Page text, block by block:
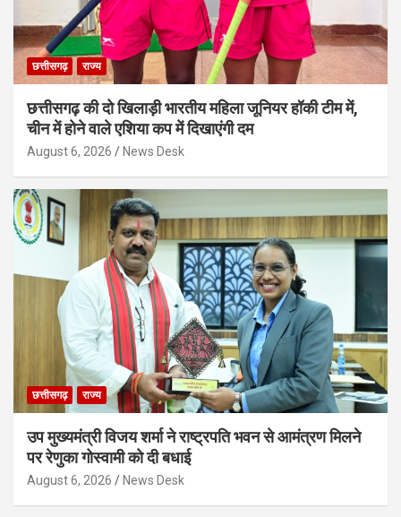
छत्तीसगढ़ राज्य
छत्तीसगढ़ की दो खिलाड़ी भारतीय महिला जूनियर हॉकी टीम में,
चीन में होने वाले एशिया कप में दिखाएंगी दम
August 6, 2026 News Desk
छत्तीसगढ़ राज्य
उप मुख्यमंत्री विजय शर्मा ने राष्ट्रपति भवन से आमंत्रण मिलने
पर रेणुका गोस्वामी को दी बधाई
August 6, 2026 News Desk